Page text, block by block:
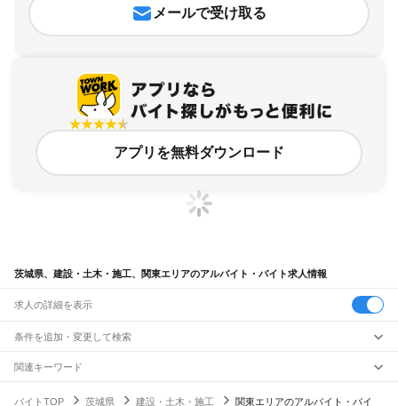
メールで受け取る
アプリを無料ダウンロード
茨城県、建設・土木・施工、関東エリアのアルバイト・バイト求人情報
求人の詳細を表示
条件を追加・変更して検索
市区町村を追加・変更
駅を追加・変更
関連キーワード
茨城県 建設・土木・施工 力仕事
バイトTOP 茨城県 建設・土木・施工 関東エリアのアルバイト・バイ